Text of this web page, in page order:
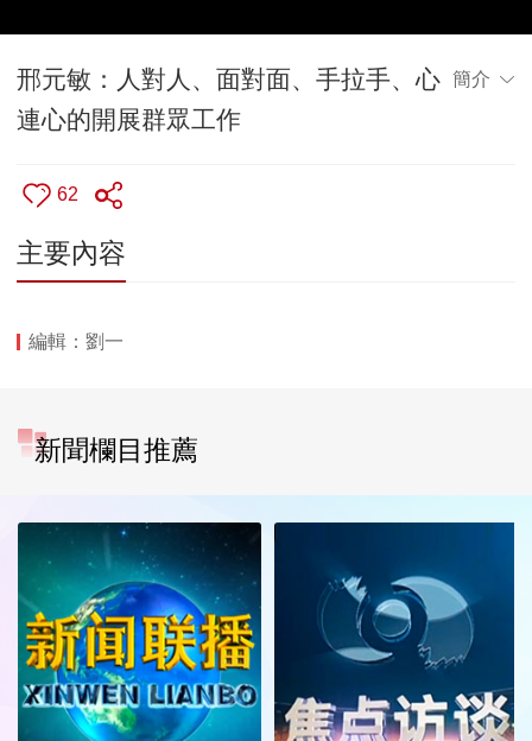
邢元敏：人對人、面對面、手拉手、心
連心的開展群眾工作
簡介
62
主要內容
編輯：劉一
新聞欄目推薦